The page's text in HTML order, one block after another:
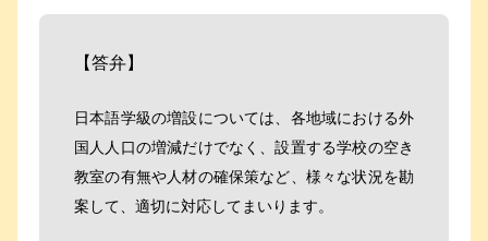
【答弁】
日本語学級の増設については、各地域における外
国人人口の増減だけでなく、設置する学校の空き
教室の有無や人材の確保策など、様々な状況を勘
案して、適切に対応してまいります。